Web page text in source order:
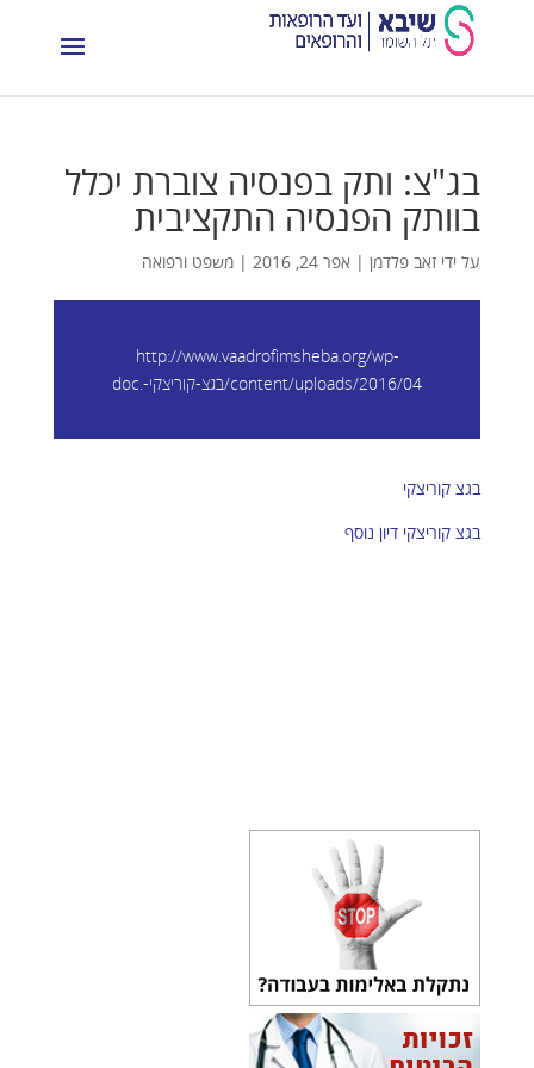
בג"צ: ותק בפנסיה צוברת יכלל
בוותק הפנסיה התקציבית
על ידי זאב פלדמן| אפר 24, 2016 | משפט ורפואה
http://www.vaadrofimsheba.org/wp-
content/uploads/2016/04/בגצ-קוריצקי-.doc
בגצ קוריצקי
בגצ קוריצקי דיון נוסף